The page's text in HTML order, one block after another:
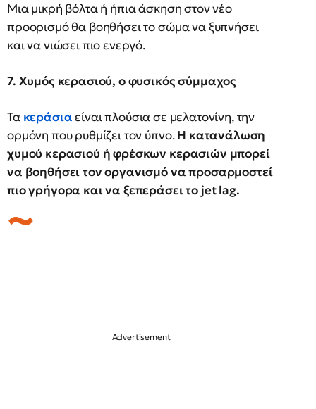
Μια μικρή βόλτα ή ήπια άσκηση στον νέο
προορισμό θα βοηθήσει το σώμα να ξυπνήσει
και να νιώσει πιο ενεργό.
7. Χυμός κερασιού, ο φυσικός σύμμαχος
Τα κεράσιαείναι πλούσια σε μελατονίνη, την
ορμόνη που ρυθμίζει τον ύπνο.Η κατανάλωση
χυμού κερασιού ή φρέσκων κερασιών μπορεί
να βοηθήσει τον οργανισμό να προσαρμοστεί
πιο γρήγορα και να ξεπεράσει το jet lag.